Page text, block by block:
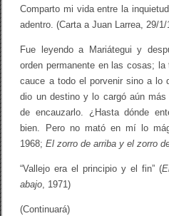
Comparto mi vida entre la
adentro. (Carta a Juan Larrea, 29/1/
Fue leyendo a Mariátegui y
orden permanente en las cosas;
cauce a todo el porvenir sino a lo
dio un destino y lo cargó aún
de encauzarlo. ¿Hasta dónde
bien. Pero no mató en mí lo
1968;El zorro de arriba y el zorro
“Vallejo era el principio y el fin” (
abajo, 1971)
(Continuará)